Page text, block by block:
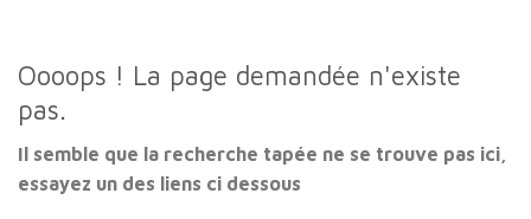
Oooops ! La page demandée n'existe
pas.
Il semble que la recherche tapée ne se trouve pas ici,
essayez un des liens ci dessous